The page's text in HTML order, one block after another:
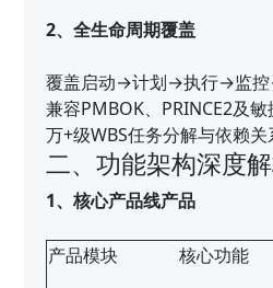
2、全生命周期覆盖
覆盖启动→计划→执行→监控
兼容PMBOK、PRINCE2及
万+级WBS任务分解与依赖关
二、功能架构深度
1、核心产品线产品
产品模块 核心功能